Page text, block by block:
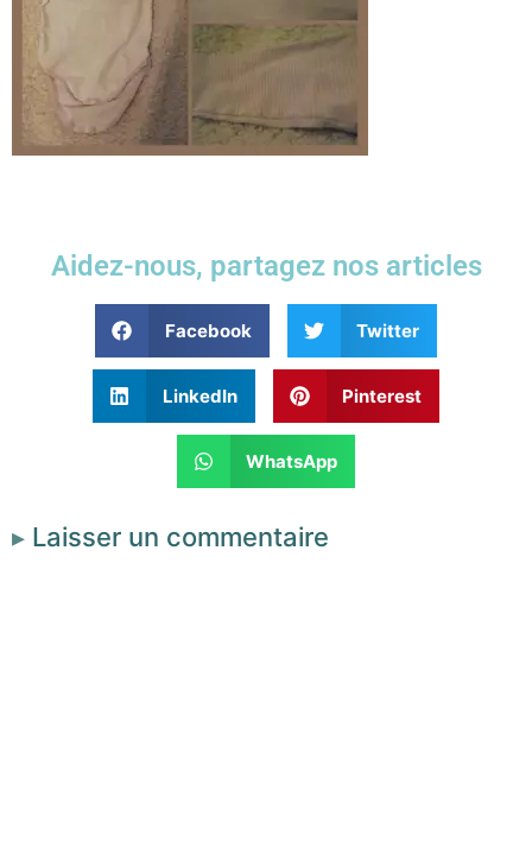
Aidez-nous, partagez nos articles
Facebook Twitter
LinkedIn Pinterest
WhatsApp
Laisser un commentaire